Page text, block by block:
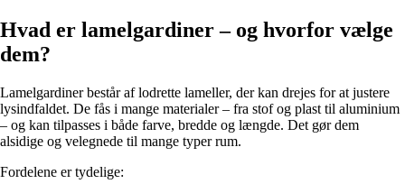
Hvad er lamelgardiner – og hvorfor vælge
dem?
Lamelgardiner består af lodrette lameller, der kan drejes for at justere
lysindfaldet. De fås i mange materialer – fra stof og plast til aluminium
– og kan tilpasses i både farve, bredde og længde. Det gør dem
alsidige og velegnede til mange typer rum.
Fordelene er tydelige: